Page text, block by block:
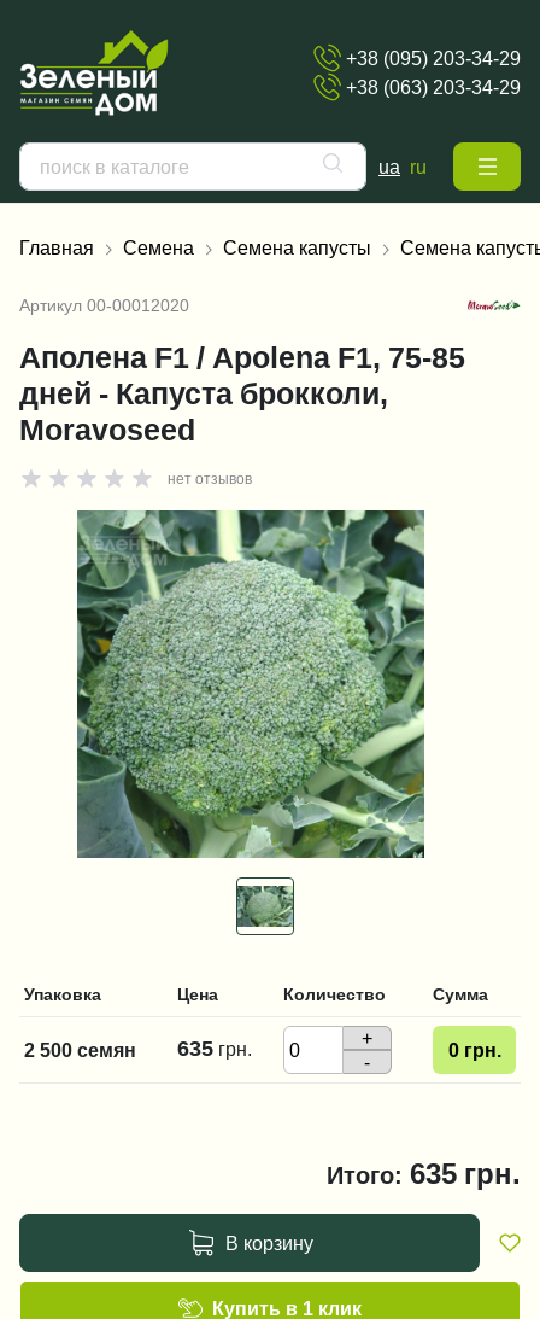
+38 (095) 203-34-29
+38 (063) 203-34-29
ua ru
Главная Семена Семена капусты Семена
Артикул 00-00012020
Аполена F1 / Apolena F1, 75-85
дней - Капуста брокколи,
Moravoseed
нет отзывов
Упаковка Цена Количество Сумма
2 500 семян 635 грн.
+
-
0 грн.
Итого: 635 грн.
В корзину
Купить в 1 клик